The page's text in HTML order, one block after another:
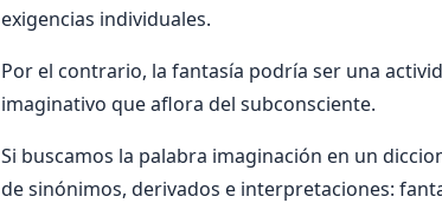
exigencias individuales.
Por el contrario, la fantasía podría ser una
imaginativo que aflora del subconsciente.
Si buscamos la palabra imaginación en un
de sinónimos, derivados e interpretaciones: